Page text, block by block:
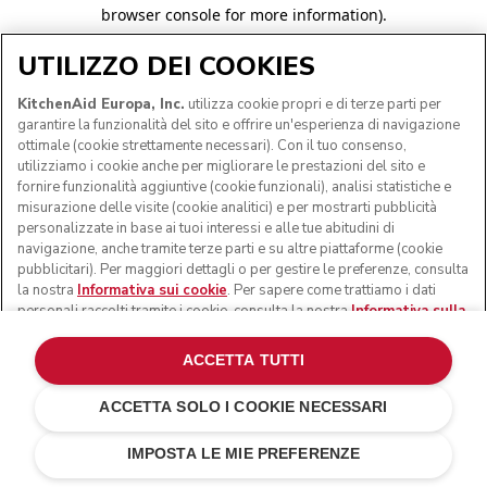
browser console for more information).
UTILIZZO DEI COOKIES
KitchenAid Europa, Inc. utilizza cookie propri e di terze parti per
garantire la funzionalità del sito e offrire un'esperienza di navigazione
ottimale (cookie strettamente necessari). Con il tuo consenso,
utilizziamo i cookie anche per migliorare le prestazioni del sito e
fornire funzionalità aggiuntive (cookie funzionali), analisi statistiche e
misurazione delle visite (cookie analitici) e per mostrarti pubblicità
personalizzate in base ai tuoi interessi e alle tue abitudini di
navigazione, anche tramite terze parti e su altre piattaforme (cookie
pubblicitari). Per maggiori dettagli o per gestire le preferenze, consulta
la nostra Informativa sui cookie. Per sapere come trattiamo i dati
personali raccolti tramite i cookie, consulta la nostra Informativa sulla
IMPOSTA LE MIE PREFERENZE
ACCETTA SOLO I COOKIE NECESSARI
ACCETTA TUTTI